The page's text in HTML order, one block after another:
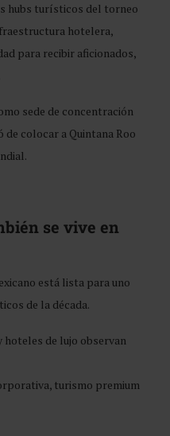
hubs turísticos del torneo
hotelera,
para recibir aficionados,
sede de concentración
de colocar a Quintana Roo
se vive en
está lista para uno
de la década.
hoteles de lujo observan
turismo premium